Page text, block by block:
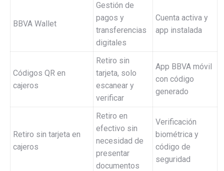
BBVA Wallet
Gestión de
pagos y
transferencias
digitales
Cuenta activa y
app instalada
Códigos QR en
cajeros
Retiro sin
tarjeta, solo
escanear y
verificar
App BBVA móvil
con código
generado
Retiro sin tarjeta en
cajeros
Retiro en
efectivo sin
necesidad de
presentar
documentos
Verificación
biométrica y
código de
seguridad